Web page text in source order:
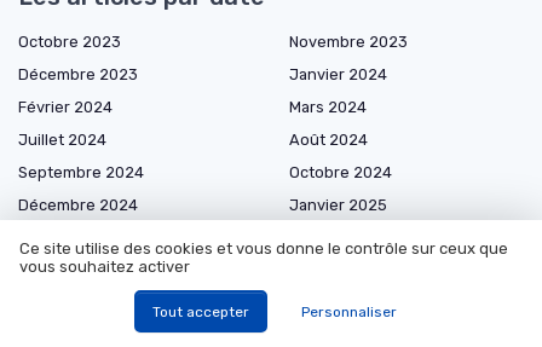
Octobre 2023
Novembre 2023
Décembre 2023
Janvier 2024
Février 2024
Mars 2024
Juillet 2024
Août 2024
Septembre 2024
Octobre 2024
Décembre 2024
Janvier 2025
Avril 2025
Ce site utilise des cookies et vous donne le contrôle sur ceux que
vous souhaitez activer
Tout accepter Personnaliser